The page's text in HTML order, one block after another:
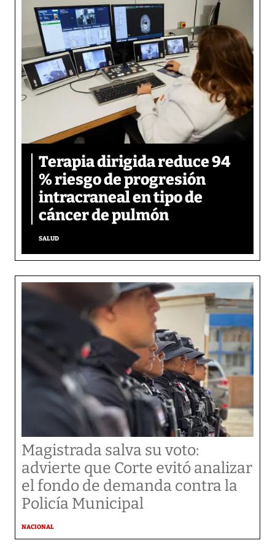
Terapia dirigida reduce 94
% riesgo de progresión
intracraneal en tipo de
cáncer de pulmón
SALUD
Magistrada salva su voto:
advierte que Corte evitó analizar
el fondo de demanda contra la
Policía Municipal
NACIONAL